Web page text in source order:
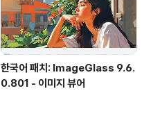
한국어 패치: ImageGlass 9.6.
0.801 - 이미지 뷰어